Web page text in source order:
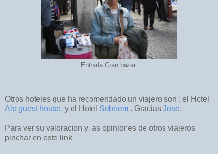
Entrada Gran bazar.
Otros hoteles que ha recomendado un viajero son : el Hotel
Alp guest house. y el Hotel Sebnem . Gracias Jose.
Para ver su valoracion y las opiniones de otros viajeros
pinchar en este link.